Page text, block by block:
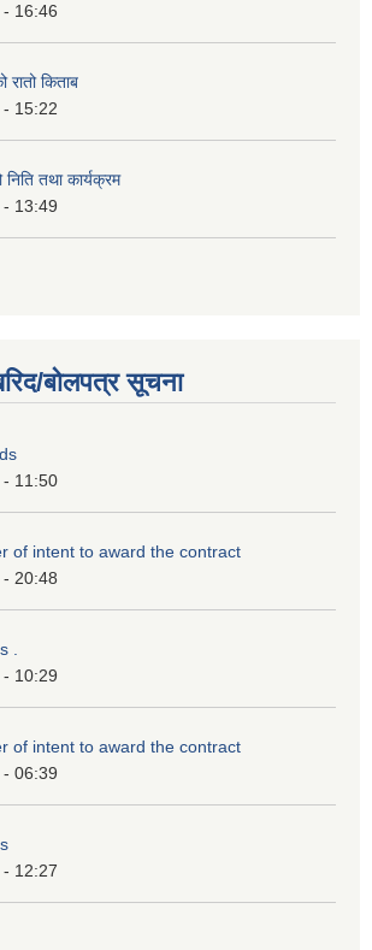
16:46
किताब
15:22
तथा कार्यक्रम
13:49
बोलपत्र सूचना
11:50
of intent to award the contract
20:48
.
10:29
of intent to award the contract
06:39
12:27